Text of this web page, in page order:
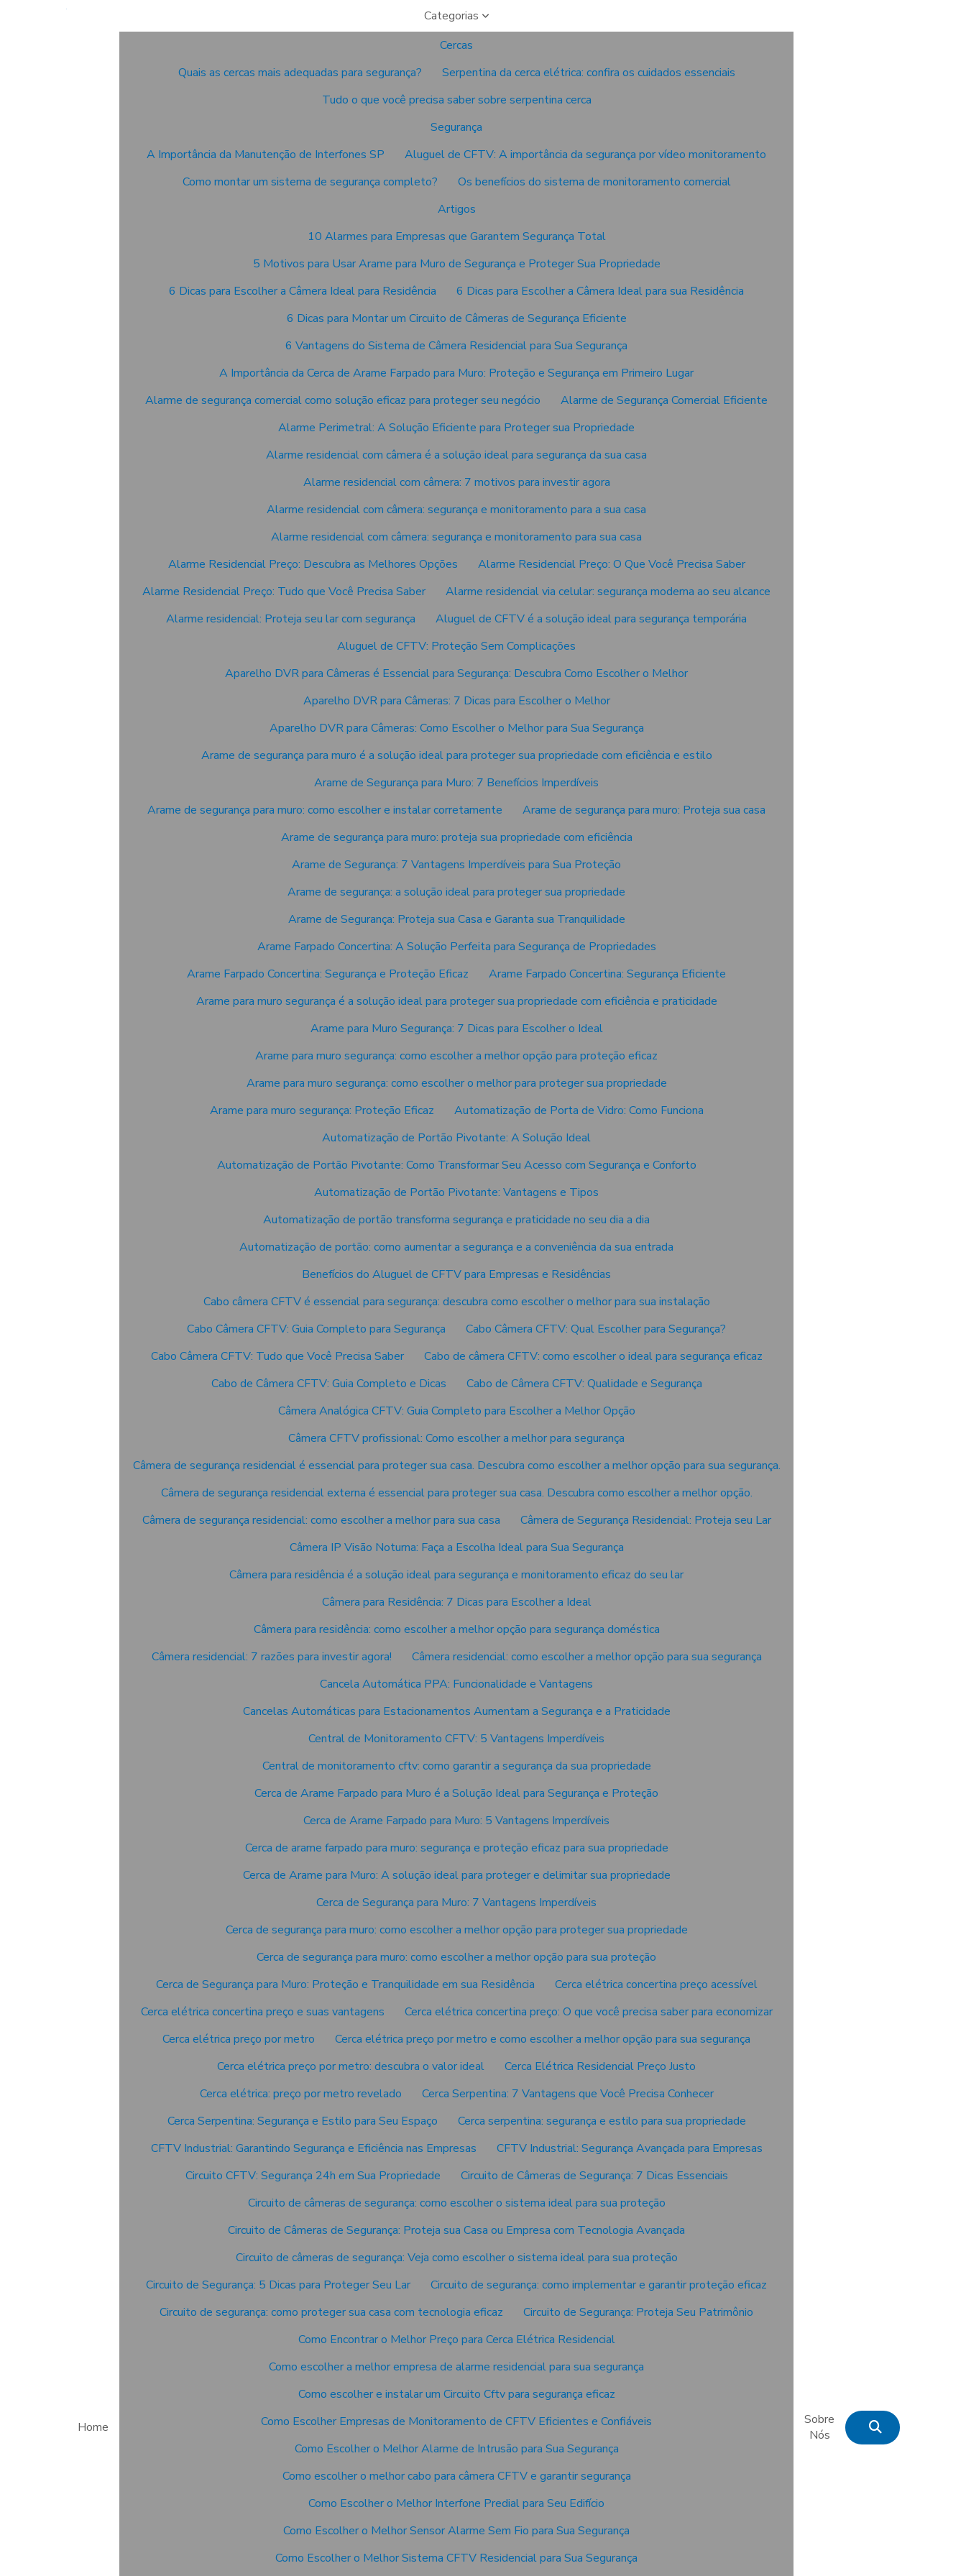
Home
Categorias
Cercas
Quais as cercas mais adequadas para segurança?
Serpentina da cerca elétrica: confira os cuidados essenciais
Tudo o que você precisa saber sobre serpentina cerca
Segurança
A Importância da Manutenção de Interfones SP
Aluguel de CFTV: A importância da segurança por vídeo monitoramento
Como montar um sistema de segurança completo?
Os benefícios do sistema de monitoramento comercial
Artigos
10 Alarmes para Empresas que Garantem Segurança Total
5 Motivos para Usar Arame para Muro de Segurança e Proteger Sua Propriedade
6 Dicas para Escolher a Câmera Ideal para Residência
6 Dicas para Escolher a Câmera Ideal para sua Residência
6 Dicas para Montar um Circuito de Câmeras de Segurança Eficiente
6 Vantagens do Sistema de Câmera Residencial para Sua Segurança
A Importância da Cerca de Arame Farpado para Muro: Proteção e Segurança em Primeiro Lugar
Alarme de segurança comercial como solução eficaz para proteger seu negócio
Alarme de Segurança Comercial Eficiente
Alarme Perimetral: A Solução Eficiente para Proteger sua Propriedade
Alarme residencial com câmera é a solução ideal para segurança da sua casa
Alarme residencial com câmera: 7 motivos para investir agora
Alarme residencial com câmera: segurança e monitoramento para a sua casa
Alarme residencial com câmera: segurança e monitoramento para sua casa
Alarme Residencial Preço: Descubra as Melhores Opções
Alarme Residencial Preço: O Que Você Precisa Saber
Alarme Residencial Preço: Tudo que Você Precisa Saber
Alarme residencial via celular: segurança moderna ao seu alcance
Alarme residencial: Proteja seu lar com segurança
Aluguel de CFTV é a solução ideal para segurança temporária
Aluguel de CFTV: Proteção Sem Complicações
Aparelho DVR para Câmeras é Essencial para Segurança: Descubra Como Escolher o Melhor
Aparelho DVR para Câmeras: 7 Dicas para Escolher o Melhor
Aparelho DVR para Câmeras: Como Escolher o Melhor para Sua Segurança
Arame de segurança para muro é a solução ideal para proteger sua propriedade com eficiência e estilo
Arame de Segurança para Muro: 7 Benefícios Imperdíveis
Arame de segurança para muro: como escolher e instalar corretamente
Arame de segurança para muro: Proteja sua casa
Arame de segurança para muro: proteja sua propriedade com eficiência
Arame de Segurança: 7 Vantagens Imperdíveis para Sua Proteção
Arame de segurança: a solução ideal para proteger sua propriedade
Arame de Segurança: Proteja sua Casa e Garanta sua Tranquilidade
Arame Farpado Concertina: A Solução Perfeita para Segurança de Propriedades
Arame Farpado Concertina: Segurança e Proteção Eficaz
Arame Farpado Concertina: Segurança Eficiente
Arame para muro segurança é a solução ideal para proteger sua propriedade com eficiência e praticidade
Arame para Muro Segurança: 7 Dicas para Escolher o Ideal
Arame para muro segurança: como escolher a melhor opção para proteção eficaz
Arame para muro segurança: como escolher o melhor para proteger sua propriedade
Arame para muro segurança: Proteção Eficaz
Automatização de Porta de Vidro: Como Funciona
Automatização de Portão Pivotante: A Solução Ideal
Automatização de Portão Pivotante: Como Transformar Seu Acesso com Segurança e Conforto
Automatização de Portão Pivotante: Vantagens e Tipos
Automatização de portão transforma segurança e praticidade no seu dia a dia
Automatização de portão: como aumentar a segurança e a conveniência da sua entrada
Benefícios do Aluguel de CFTV para Empresas e Residências
Cabo câmera CFTV é essencial para segurança: descubra como escolher o melhor para sua instalação
Cabo Câmera CFTV: Guia Completo para Segurança
Cabo Câmera CFTV: Qual Escolher para Segurança?
Cabo Câmera CFTV: Tudo que Você Precisa Saber
Cabo de câmera CFTV: como escolher o ideal para segurança eficaz
Cabo de Câmera CFTV: Guia Completo e Dicas
Cabo de Câmera CFTV: Qualidade e Segurança
Câmera Analógica CFTV: Guia Completo para Escolher a Melhor Opção
Câmera CFTV profissional: Como escolher a melhor para segurança
Câmera de segurança residencial é essencial para proteger sua casa. Descubra como escolher a melhor opção para sua segurança.
Câmera de segurança residencial externa é essencial para proteger sua casa. Descubra como escolher a melhor opção.
Câmera de segurança residencial: como escolher a melhor para sua casa
Câmera de Segurança Residencial: Proteja seu Lar
Câmera IP Visão Noturna: Faça a Escolha Ideal para Sua Segurança
Câmera para residência é a solução ideal para segurança e monitoramento eficaz do seu lar
Câmera para Residência: 7 Dicas para Escolher a Ideal
Câmera para residência: como escolher a melhor opção para segurança doméstica
Câmera residencial: 7 razões para investir agora!
Câmera residencial: como escolher a melhor opção para sua segurança
Cancela Automática PPA: Funcionalidade e Vantagens
Cancelas Automáticas para Estacionamentos Aumentam a Segurança e a Praticidade
Central de Monitoramento CFTV: 5 Vantagens Imperdíveis
Central de monitoramento cftv: como garantir a segurança da sua propriedade
Cerca de Arame Farpado para Muro é a Solução Ideal para Segurança e Proteção
Cerca de Arame Farpado para Muro: 5 Vantagens Imperdíveis
Cerca de arame farpado para muro: segurança e proteção eficaz para sua propriedade
Cerca de Arame para Muro: A solução ideal para proteger e delimitar sua propriedade
Cerca de Segurança para Muro: 7 Vantagens Imperdíveis
Cerca de segurança para muro: como escolher a melhor opção para proteger sua propriedade
Cerca de segurança para muro: como escolher a melhor opção para sua proteção
Cerca de Segurança para Muro: Proteção e Tranquilidade em sua Residência
Cerca elétrica concertina preço acessível
Cerca elétrica concertina preço e suas vantagens
Cerca elétrica concertina preço: O que você precisa saber para economizar
Cerca elétrica preço por metro
Cerca elétrica preço por metro e como escolher a melhor opção para sua segurança
Cerca elétrica preço por metro: descubra o valor ideal
Cerca Elétrica Residencial Preço Justo
Cerca elétrica: preço por metro revelado
Cerca Serpentina: 7 Vantagens que Você Precisa Conhecer
Cerca Serpentina: Segurança e Estilo para Seu Espaço
Cerca serpentina: segurança e estilo para sua propriedade
CFTV Industrial: Garantindo Segurança e Eficiência nas Empresas
CFTV Industrial: Segurança Avançada para Empresas
Circuito CFTV: Segurança 24h em Sua Propriedade
Circuito de Câmeras de Segurança: 7 Dicas Essenciais
Circuito de câmeras de segurança: como escolher o sistema ideal para sua proteção
Circuito de Câmeras de Segurança: Proteja sua Casa ou Empresa com Tecnologia Avançada
Circuito de câmeras de segurança: Veja como escolher o sistema ideal para sua proteção
Circuito de Segurança: 5 Dicas para Proteger Seu Lar
Circuito de segurança: como implementar e garantir proteção eficaz
Circuito de segurança: como proteger sua casa com tecnologia eficaz
Circuito de Segurança: Proteja Seu Patrimônio
Como Encontrar o Melhor Preço para Cerca Elétrica Residencial
Como escolher a melhor empresa de alarme residencial para sua segurança
Como escolher e instalar um Circuito Cftv para segurança eficaz
Como Escolher Empresas de Monitoramento de CFTV Eficientes e Confiáveis
Como Escolher o Melhor Alarme de Intrusão para Sua Segurança
Como escolher o melhor cabo para câmera CFTV e garantir segurança
Como Escolher o Melhor Interfone Predial para Seu Edifício
Como Escolher o Melhor Sensor Alarme Sem Fio para Sua Segurança
Como Escolher o Melhor Sistema CFTV Residencial para Sua Segurança
Sobre
Nós